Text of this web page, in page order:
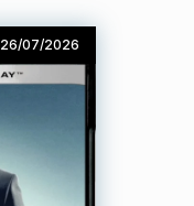
26/07/2026